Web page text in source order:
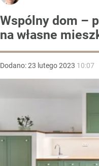
Wspólny dom –
na własne
Dodano:23 lutego2023 10:07